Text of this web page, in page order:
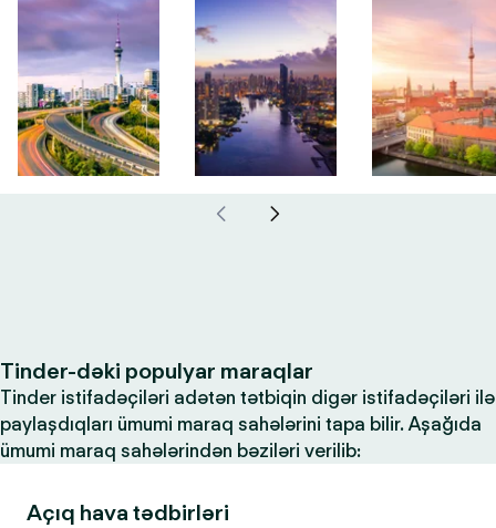
Tinder-dəki populyar maraqlar
Tinder istifadəçiləri adətən tətbiqin digər istifadəçiləri ilə
paylaşdıqları ümumi maraq sahələrini tapa bilir. Aşağıda
ümumi maraq sahələrindən bəziləri verilib:
Açıq hava tədbirləri